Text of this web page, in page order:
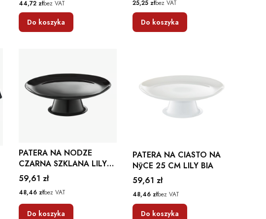
Cena
44,72 złbez VAT
Do koszyka
CZARNY B3063
Cena
25,25 złbez VAT
Do koszyka
PATERA NA NODZE
CZARNA SZKLANA LILY
25 CM TALERZ DO
CIASTA AMBITION
Cena
59,61 zł
Cena
48,46 złbez VAT
Do koszyka
PATERA NA CIASTO NA
NӯCE 25 CM LILY BIA
Cena
59,61 zł
Cena
48,46 złbez VAT
Do koszyka